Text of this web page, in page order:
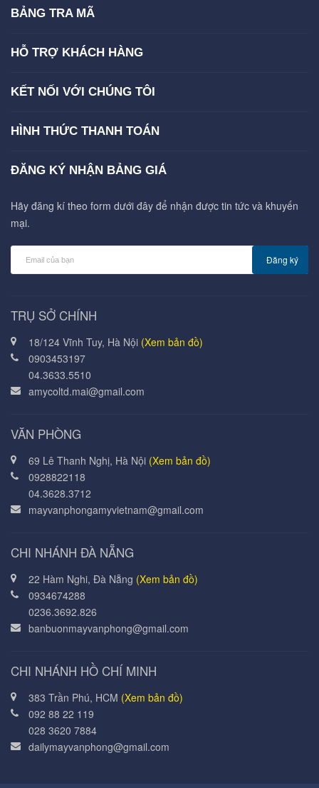
BẢNG TRA MÃ
HỖ TRỢ KHÁCH HÀNG
KẾT NỐI VỚI CHÚNG TÔI
HÌNH THỨC THANH TOÁN
ĐĂNG KÝ NHẬN BẢNG GIÁ
Hãy đăng kí theo form dưới đây để nhận được tin tức và khuyến
mại.
Đăng ký
TRỤ SỞ CHÍNH
18/124 Vĩnh Tuy, Hà Nội (Xem bản đồ)
0903453197
04.3633.5510
amycoltd.mai@gmail.com
VĂN PHÒNG
69 Lê Thanh Nghị, Hà Nội (Xem bản đồ)
0928822118
04.3628.3712
mayvanphongamyvietnam@gmail.com
CHI NHÁNH ĐÀ NẴNG
22 Hàm Nghi, Đà Nẵng (Xem bản đồ)
0934674288
0236.3692.826
banbuonmayvanphong@gmail.com
CHI NHÁNH HỒ CHÍ MINH
383 Trần Phú, HCM (Xem bản đồ)
092 88 22 119
028 3620 7884
dailymayvanphong@gmail.com